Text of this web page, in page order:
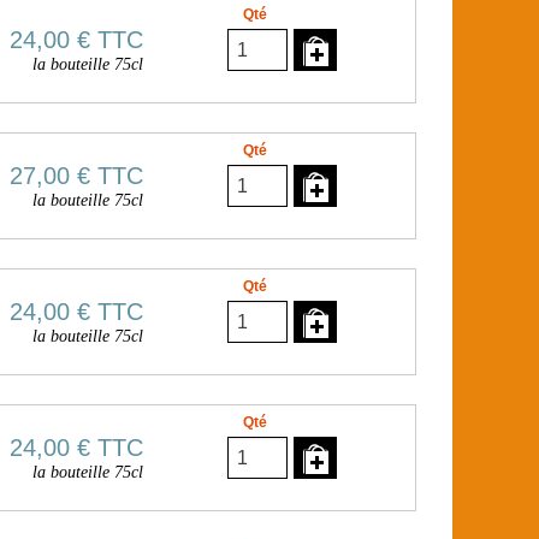
24,00 € TTC
la bouteille 75cl
Qté
27,00 € TTC
la bouteille 75cl
Qté
24,00 € TTC
la bouteille 75cl
Qté
24,00 € TTC
la bouteille 75cl
Qté